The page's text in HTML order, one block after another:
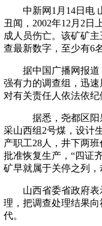
中新网1月14日电 山
丑闻，2002年12月2日
成人员伤亡。该矿矿
查最新数字，至少有6
据中国广播网报道
强有力的调查组，迅
对有关责任人依法依
据悉，尧都区阳泉
采山西组2号煤，设计
产职工28人，井下两
批准恢复生产，“四证
矿早就属于关停之列
山西省委省政府表
理，把调查处理结果
代。